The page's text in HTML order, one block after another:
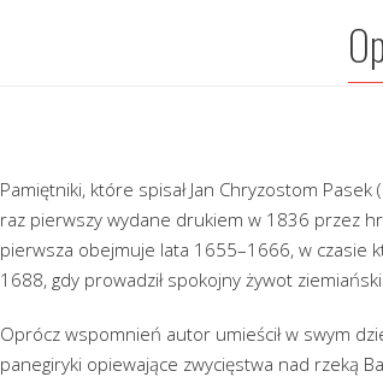
Pamiętniki, które spisał Jan Chryzostom
raz pierwszy wydane drukiem w 1836 przez
pierwsza obejmuje lata 1655–1666, w czasie
1688, gdy prowadził spokojny żywot
Oprócz wspomnień autor umieścił w swym
panegiryki opiewające zwycięstwa nad rzeką